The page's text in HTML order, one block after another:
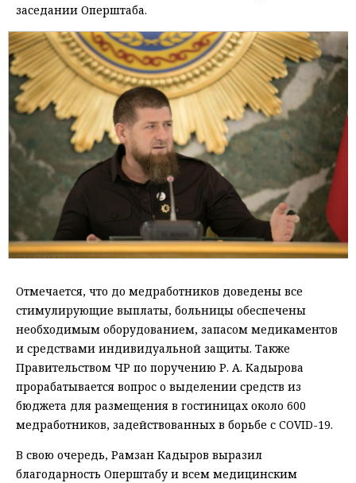
заседании Оперштаба.
Отмечается, что до медработников доведены все
стимулирующие выплаты, больницы обеспечены
необходимым оборудованием, запасом медикаментов
и средствами индивидуальной защиты. Также
Правительством ЧР по поручению Р. А. Кадырова
прорабатывается вопрос о выделении средств из
бюджета для размещения в гостиницах около 600
медработников, задействованных в борьбе с COVID-19.
В свою очередь, Рамзан Кадыров выразил
благодарность Оперштабу и всем медицинским